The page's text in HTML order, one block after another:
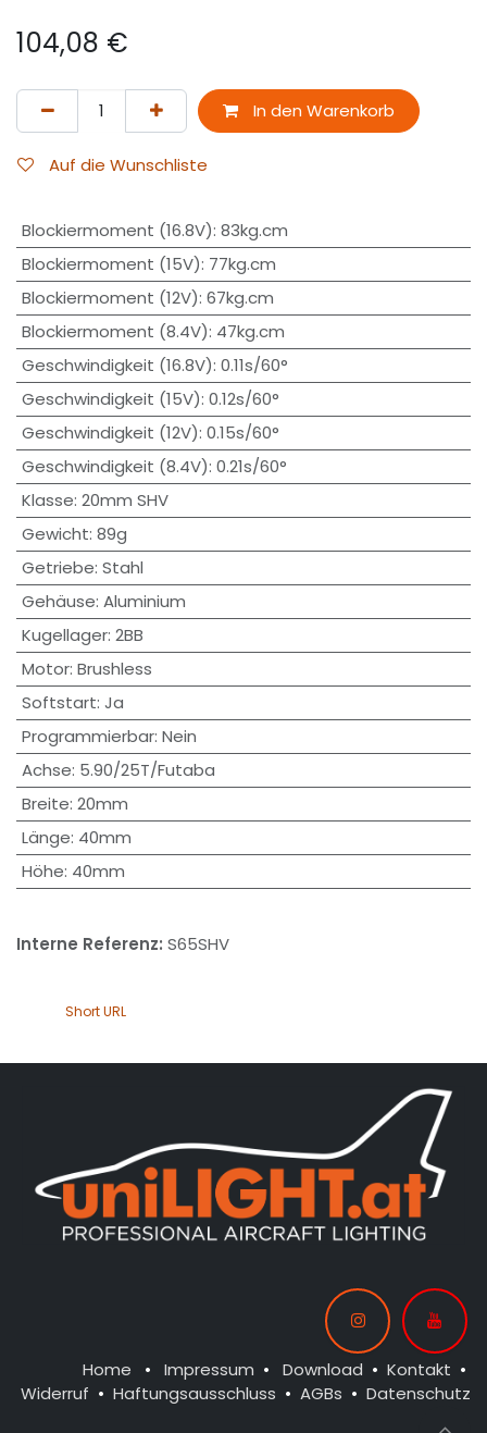
104,08 €
In den Warenkorb
Auf die Wunschliste
Blockiermoment (16.8V): 83kg.cm
Blockiermoment (15V): 77kg.cm
Blockiermoment (12V): 67kg.cm
Blockiermoment (8.4V): 47kg.cm
Geschwindigkeit (16.8V): 0.11s/60°
Geschwindigkeit (15V): 0.12s/60°
Geschwindigkeit (12V): 0.15s/60°
Geschwindigkeit (8.4V): 0.21s/60°
Klasse: 20mm SHV
Gewicht: 89g
Getriebe: Stahl
Gehäuse: Aluminium
Kugellager: 2BB
Motor: Brushless
Softstart: Ja
Programmierbar: Nein
Achse: 5.90/25T/Futaba
Breite: 20mm
Länge: 40mm
Höhe: 40mm
Interne Referenz: S65SHV
Short URL
Home • Impressum • Download • Kontakt •
Widerruf • Haftungsausschluss • AGBs • Datenschutz